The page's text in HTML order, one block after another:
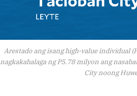
Arestado ang isang high-value individual
nagkakahalaga ng P5.78 milyon ang
City noong